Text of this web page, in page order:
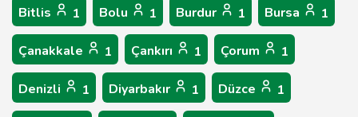
Bitlis 1 Bolu 1 Burdur 1 Bursa 1
Çanakkale 1 Çankırı 1 Çorum 1
Denizli 1 Diyarbakır 1 Düzce 1